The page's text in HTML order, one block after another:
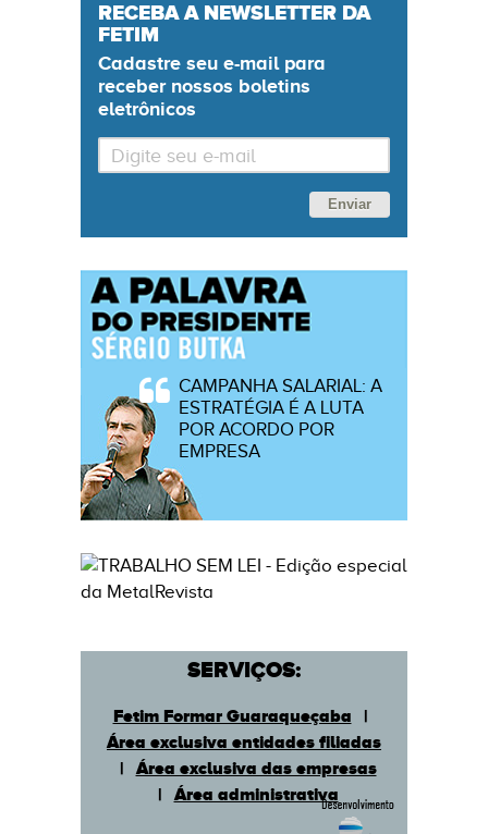
RECEBA A NEWSLETTER DA
FETIM
Cadastre seu e-mailpara
receber nossos boletins
eletrônicos
Enviar
CAMPANHA SALARIAL: A
ESTRATÉGIA É A LUTA
POR ACORDO POR
EMPRESA
SERVIÇOS:
Fetim Formar Guaraqueçaba
|
Área exclusiva entidades filiadas
|
Área exclusiva das empresas
|
Área administrativa